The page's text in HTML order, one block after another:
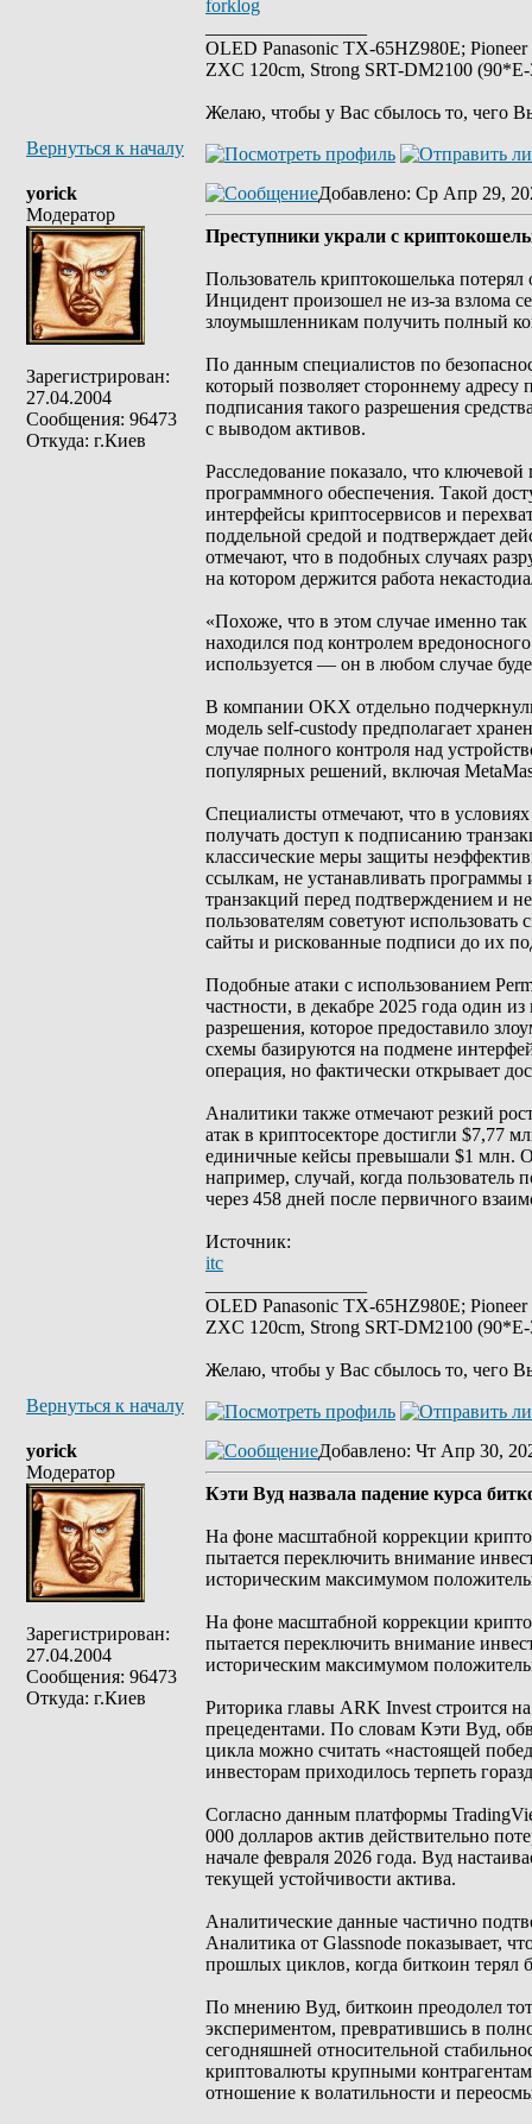
forklog
OLED Panasonic TX-65HZ980E;
ZXC 120cm, Strong SRT-DM2100
Желаю, чтобы у Вас сбылось то, чего
Вернуться к началу
yorick
Модератор
Зарегистрирован:
27.04.2004
Сообщения: 96473
Откуда: г.Киев
Добавлено: Ср Апр 29,
Преступники украли с
Пользователь криптокошелька
Инцидент произошел не из-за взлома
злоумышленникам получить полный
По данным специалистов по
который позволяет стороннему
подписания такого разрешения
с выводом активов.
Расследование показало, что
программного обеспечения. Такой
интерфейсы криптосервисов и
поддельной средой и подтверждает
отмечают, что в подобных случаях
на котором держится работа
«Похоже, что в этом случае именно
находился под контролем
используется — он в любом случае
В компании OKX отдельно
модель self-custody предполагает
случае полного контроля над
популярных решений, включая
Специалисты отмечают, что в
получать доступ к подписанию
классические меры защиты
ссылкам, не устанавливать программы
транзакций перед подтверждением и
пользователям советуют
сайты и рискованные подписи до их
Подобные атаки с использованием
частности, в декабре 2025 года один
разрешения, которое предоставило
схемы базируются на подмене
операция, но фактически открывает
Аналитики также отмечают резкий
атак в криптосекторе достигли $7,77
единичные кейсы превышали $1 млн.
например, случай, когда пользователь
через 458 дней после первичного
Источник:
itc
OLED Panasonic TX-65HZ980E;
ZXC 120cm, Strong SRT-DM2100
Желаю, чтобы у Вас сбылось то, чего
Вернуться к началу
yorick
Модератор
Зарегистрирован:
27.04.2004
Сообщения: 96473
Откуда: г.Киев
Добавлено: Чт Апр 30,
Кэти Вуд назвала падение курса
На фоне масштабной коррекции
пытается переключить внимание
историческим максимумом
На фоне масштабной коррекции
пытается переключить внимание
историческим максимумом
Риторика главы ARK Invest строится
прецедентами. По словам Кэти Вуд,
цикла можно считать «настоящей
инвесторам приходилось терпеть
Согласно данным платформы
000 долларов актив действительно
начале февраля 2026 года. Вуд
текущей устойчивости актива.
Аналитические данные частично
Аналитика от Glassnode показывает,
прошлых циклов, когда биткоин терял
По мнению Вуд, биткоин преодолел
экспериментом, превратившись в
сегодняшней относительной
криптовалюты крупными
отношение к волатильности и